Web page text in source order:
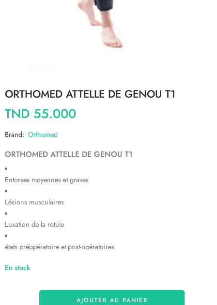
ORTHOMED ATTELLE DE GENOU T1
TND 55.000
Brand: Orthomed
ORTHOMED ATTELLE DE GENOU T1
Entorses moyennes et graves
Lésions musculaires
Luxation de la rotule
états préopératoire et post-opératoires
En stock
AJOUTER AU PANIER